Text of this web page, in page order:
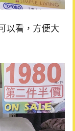
以看，方便大